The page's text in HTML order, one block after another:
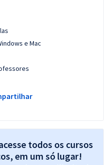
e Mac
todos os cursos
em um só lugar!